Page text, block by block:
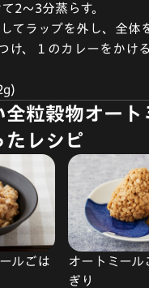
2～3分蒸らす。
てラップを外し、全体
け、１のカレーをかける
全粒穀物オー
たレシピ
ルごは
オートミール
ぎり